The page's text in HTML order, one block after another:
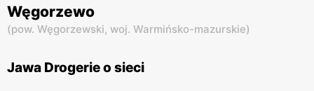
Węgorzewo
(pow. Węgorzewski, woj. Warmińsko-mazurskie)
Jawa Drogerie o sieci